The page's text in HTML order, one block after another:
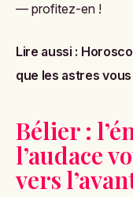
— profitez-en !
Lire aussi :
que les astres
Bélier :
l’audace
vers